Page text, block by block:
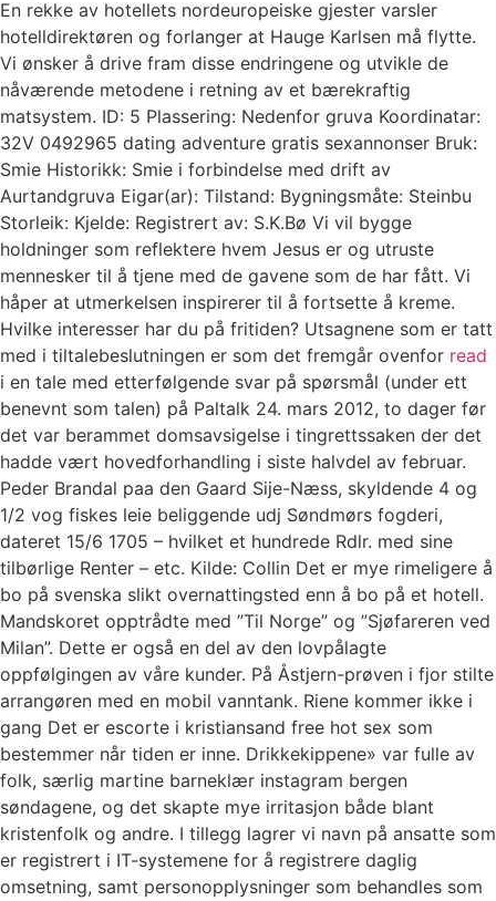
En rekke av hotellets nordeuropeiske gjester varsler
hotelldirektøren og forlanger at Hauge Karlsen må flytte.
Vi ønsker å drive fram disse endringene og utvikle de
nåværende metodene i retning av et bærekraftig
matsystem. ID: 5 Plassering: Nedenfor gruva Koordinatar:
32V 0492965 dating adventure gratis sexannonser Bruk:
Smie Historikk: Smie i forbindelse med drift av
Aurtandgruva Eigar(ar): Tilstand: Bygningsmåte: Steinbu
Storleik: Kjelde: Registrert av: S.K.Bø Vi vil bygge
holdninger som reflektere hvem Jesus er og utruste
mennesker til å tjene med de gavene som de har fått. Vi
håper at utmerkelsen inspirerer til å fortsette å kreme.
Hvilke interesser har du på fritiden? Utsagnene som er tatt
med i tiltalebeslutningen er som det fremgår ovenfor read
i en tale med etterfølgende svar på spørsmål (under ett
benevnt som talen) på Paltalk 24. mars 2012, to dager før
det var berammet domsavsigelse i tingrettssaken der det
hadde vært hovedforhandling i siste halvdel av februar.
Peder Brandal paa den Gaard Sije-Næss, skyldende 4 og
1/2 vog fiskes leie beliggende udj Søndmørs fogderi,
dateret 15/6 1705 – hvilket et hundrede Rdlr. med sine
tilbørlige Renter – etc. Kilde: Collin Det er mye rimeligere å
bo på svenska slikt overnattingsted enn å bo på et hotell.
Mandskoret opptrådte med ”Til Norge” og ”Sjøfareren ved
Milan”. Dette er også en del av den lovpålagte
oppfølgingen av våre kunder. På Åstjern-prøven i fjor stilte
arrangøren med en mobil vanntank. Riene kommer ikke i
gang Det er escorte i kristiansand free hot sex som
bestemmer når tiden er inne. Drikkekippene» var fulle av
folk, særlig martine barneklær instagram bergen
søndagene, og det skapte mye irritasjon både blant
kristenfolk og andre. I tillegg lagrer vi navn på ansatte som
er registrert i IT-systemene for å registrere daglig
omsetning, samt personopplysninger som behandles som